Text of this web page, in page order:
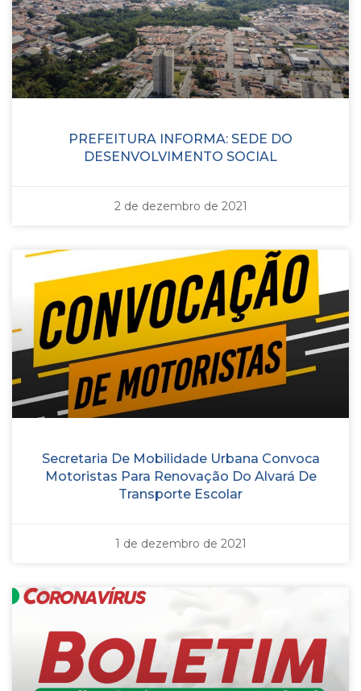
PREFEITURA INFORMA: SEDE DO
DESENVOLVIMENTO SOCIAL
2 de dezembro de 2021
Secretaria De Mobilidade Urbana Convoca
Motoristas Para Renovação Do Alvará De
Transporte Escolar
1 de dezembro de 2021